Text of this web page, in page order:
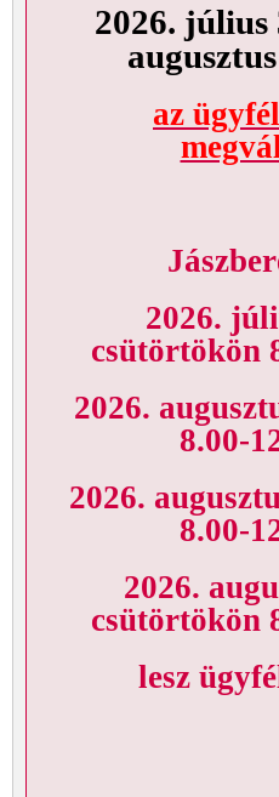
2026. július
az
2026.
csütörtökön
2026.
8.00-
2026.
8.00-
2026.
csütörtökön
lesz